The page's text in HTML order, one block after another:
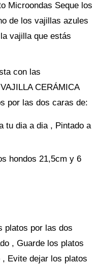
Microondas Seque los
de los vajillas azules
vajilla que estás
con las
CERÁMICA
por las dos caras de:
tu dia a dia , Pintado a
hondos 21,5cm y 6
platos por las dos
, Guarde los platos
Evite dejar los platos